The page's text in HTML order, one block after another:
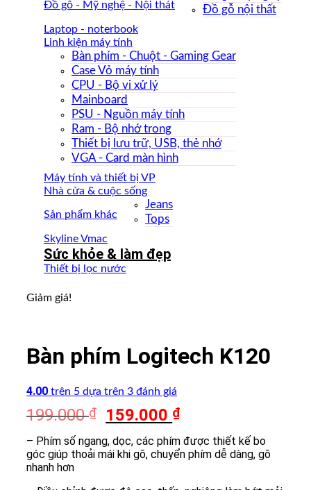
Đồ gỗ - Mỹ nghệ - Nội thát
Đồ gỗ nội thất
Laptop - noterbook
Linh kiện máy tính
Bàn phím - Chuột - Gaming Gear
Case Vỏ máy tính
CPU - Bộ vi xử lý
Mainboard
PSU - Nguồn máy tính
Ram - Bộ nhớ trong
Thiết bị lưu trữ, USB, thẻ nhớ
VGA - Card màn hình
Máy tính và thiết bị VP
Nhà cửa & cuộc sống
Sản phẩm khác
Jeans
Tops
Skyline Vmac
Sức khỏe & làm đẹp
Thiết bị lọc nước
Giảm giá!
Bàn phím Logitech K120
4.00 trên 5 dựa trên 3 đánh giá
199.000₫
Giá
là:
199.000 ₫.
159.000 ₫Giá
tại
là:
– Phím số ngang, dọc, các phím được thiết kế bo
góc giúp thoải mái khi gõ, chuyển phím dễ dàng, gõ
nhanh hơn